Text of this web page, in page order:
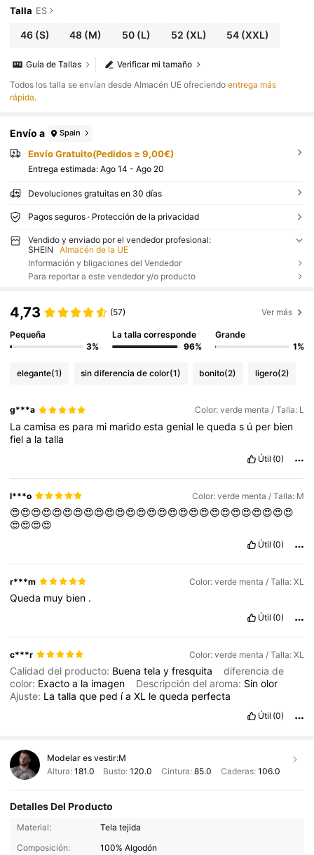
Talla ES
46(S) 48 (M) 50(L) 52 (XL) 54 (XXL)
Verificar mi tamaño
Guía de Tallas
Todos los talla se envían desde Almacén UE ofreciendoentrega más
rápida.
Envío a Spain
Envío Gratuito(Pedidos ≥ 9,00€)
Entrega estimada: Ago 14 - Ago 20
Devoluciones gratuitas en 30 días
Pagos seguros · Protección de la privacidad
Vendido y enviado por el vendedor profesional:
SHEIN
Almacén de la UE
Información y bligaciones del Vendedor
Para reportar a este vendedor y/o producto
4,73 (57) Ver más
Pequeña
3%
La talla corresponde
96%
Grande
1%
elegante(1) sin diferencia de color(1) bonito(2) ligero(2)
g***a Color: verde menta / Talla: L
Lacamisaes para mi maridoestagenial lequedas ú per bien
fiela latalla
Útil (0)
l***o Color: verde menta / Talla: M
😍😍😍😍😍😍😍😍😍😍😍😍😍😍😍😍😍😍😍😍😍😍😍😍😍😍😍
😍😍😍😍
Útil (0)
r***m Color: verde menta / Talla: XL
Queda muy bien .
Útil (0)
c***r Color: verde menta / Talla: XL
Calidad del producto: Buenatelayfresquita
diferencia de
color: Exactoa la imagen Descripción del aroma: Sinolor
Ajuste: Latallaque ped íaXL lequeda perfecta
Útil (0)
Modelar es vestir:M
Altura: 181.0 Busto:120.0 Cintura: 85.0 Caderas: 106.0
Detalles Del Producto
Material:
Tela tejida
Composición:
100% Algodón